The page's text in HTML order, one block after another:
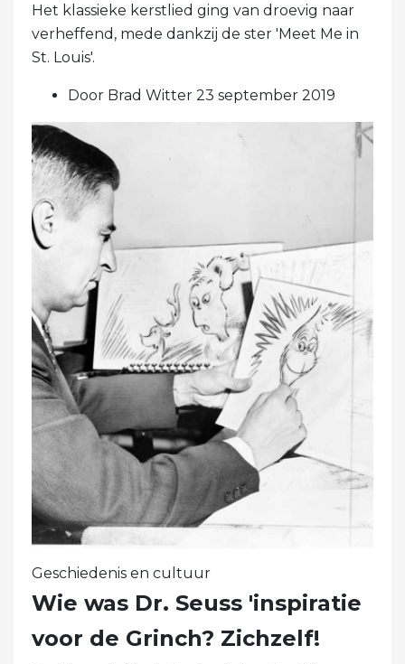
Het klassieke kerstlied ging van droevig naar
verheffend, mede dankzij de ster 'Meet Me in
St. Louis'.
Door Brad Witter 23 september 2019
Geschiedenis en cultuur
Wie was Dr. Seuss 'inspiratie
voor de Grinch? Zichzelf!